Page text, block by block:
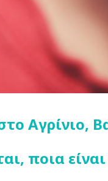
Αγρίνιο,
ποια